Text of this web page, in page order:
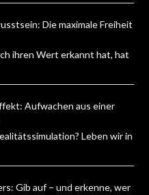
Die maximale Freiheit
ihren Wert erkannt hat, hat
Aufwachen aus einer
Leben wir in
Gib auf – und erkenne, wer